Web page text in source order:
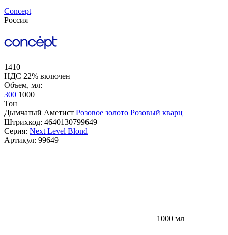
Concept
Россия
1410
НДС 22% включен
Объем, мл:
300 1000
Тон
Дымчатый Аметист Розовое золото Розовый кварц
Штрихкод: 4640130799649
Серия: Next Level Blond
Артикул: 99649
1000 мл